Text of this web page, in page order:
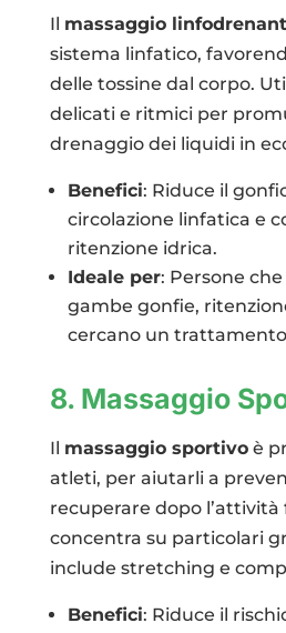
Il massaggio
sistema linfatico,
delle tossine dal corpo.
delicati e ritmici per
drenaggio dei liquidi in
Benefici: Riduce il
circolazione linfatica e
ritenzione idrica.
Ideale per: Persone
gambe gonfie,
cercano un
8. Massaggio
Il massaggio sportivoè
atleti, per aiutarli a
recuperare dopo l’attività
concentra su particolari
include stretching e
Benefici: Riduce il